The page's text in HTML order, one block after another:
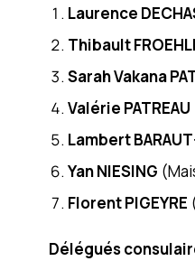
Laurence
Thibault
Sarah Vakana
Valérie PATREAU
Lambert
Yan NIESING
Florent PIGEYRE
Délégués